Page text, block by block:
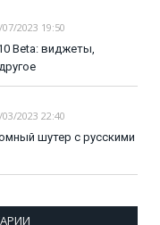
07/2023 19:50
Beta: виджеты,
03/2023 22:40
шутер с русскими